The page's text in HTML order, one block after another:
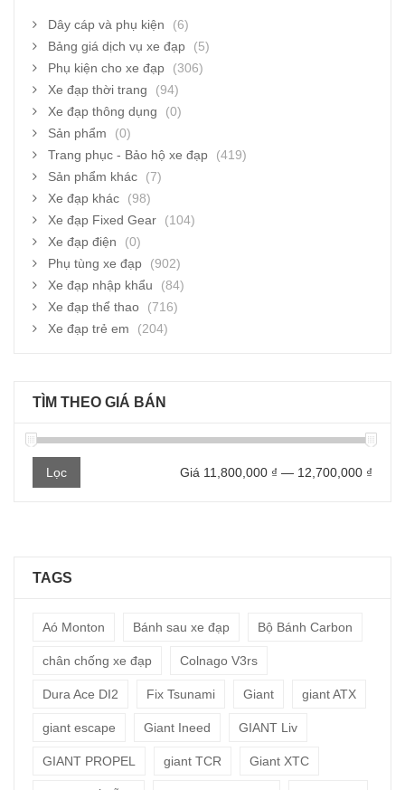
Dây cáp và phụ kiện
(6)
Bảng giá dịch vụ xe đạp
(5)
Phụ kiện cho xe đạp
(306)
Xe đạp thời trang
(94)
Xe đạp thông dụng
(0)
Sản phẩm
(0)
Trang phục - Bảo hộ xe đạp
(419)
Sản phẩm khác
(7)
Xe đạp khác
(98)
Xe đạp Fixed Gear
(104)
Xe đạp điện
(0)
Phụ tùng xe đạp
(902)
Xe đạp nhập khẩu
(84)
Xe đạp thể thao
(716)
Xe đạp trẻ em
(204)
TÌM THEO GIÁ BÁN
Giá
Giá
Lọc Giá 11,800,000 ₫ — 12,700,000 ₫
TAGS
Aó Monton Bánh sau xe đạp Bộ Bánh Carbon
chân chống xe đạp Colnago V3rs
Dura Ace DI2 Fix Tsunami Giant giant ATX
giant escape Giant Ineed GIANT Liv
GIANT PROPEL giant TCR Giant XTC